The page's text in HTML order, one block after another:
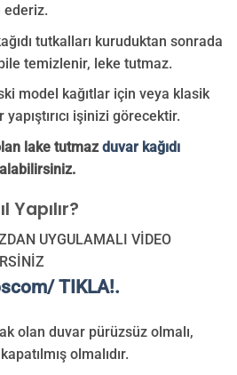
ederiz.
tutkalları kuruduktan sonrada
temizlenir, leke tutmaz.
model kağıtlar için veya klasik
işinizi görecektir.
lake tutmazduvar kağıdı
Yapılır?
UYGULAMALI VİDEO
TIKLA!.
olan duvar pürüzsüz olmalı,
olmalıdır.